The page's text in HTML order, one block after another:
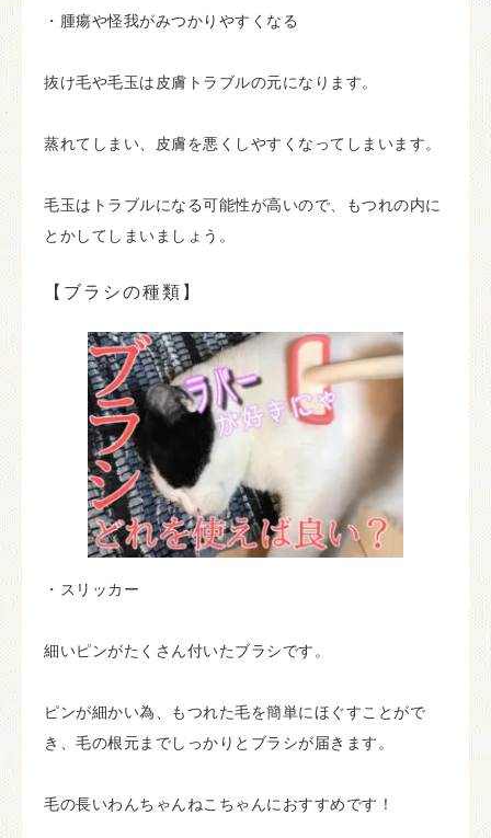
・腫瘍や怪我がみつかりやすくなる
抜け毛や毛玉は皮膚トラブルの元になります。
蒸れてしまい、皮膚を悪くしやすくなってしまいます。
毛玉はトラブルになる可能性が高いので、もつれの内に
とかしてしまいましょう。
【ブラシの種類】
・スリッカー
細いピンがたくさん付いたブラシです。
ピンが細かい為、もつれた毛を簡単にほぐすことがで
き、毛の根元までしっかりとブラシが届きます。
毛の長いわんちゃんねこちゃんにおすすめです！